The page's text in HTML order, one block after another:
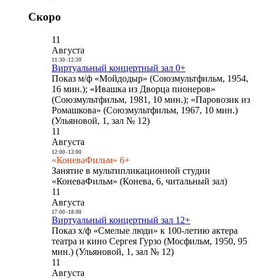
Скоро
11
Августа
11:30- 12:30
Виртуальный концертный зал 0+
Показ м/ф «Мойдодыр» (Союзмультфильм, 1954,
16 мин.); «Ивашка из Дворца пионеров»
(Союзмультфильм, 1981, 10 мин.); «Паровозик из
Ромашкова» (Союзмультфильм, 1967, 10 мин.)
(Ульяновой, 1, зал № 12)
11
Августа
12:00- 13:00
«КоневаФильм» 6+
Занятие в мультипликационной студии
«КоневаФильм» (Конева, 6, читальный зал)
11
Августа
17:00- 18:00
Виртуальный концертный зал 12+
Показ х/ф «Смелые люди» к 100-летию актера
театра и кино Сергея Гурзо (Мосфильм, 1950, 95
мин.) (Ульяновой, 1, зал № 12)
11
Августа